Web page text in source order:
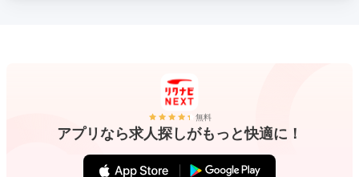
無料
アプリなら求人探しがもっと快適に！